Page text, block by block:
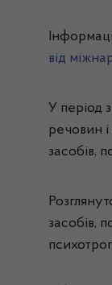
від
У період
речовин
засобів,
засобів,